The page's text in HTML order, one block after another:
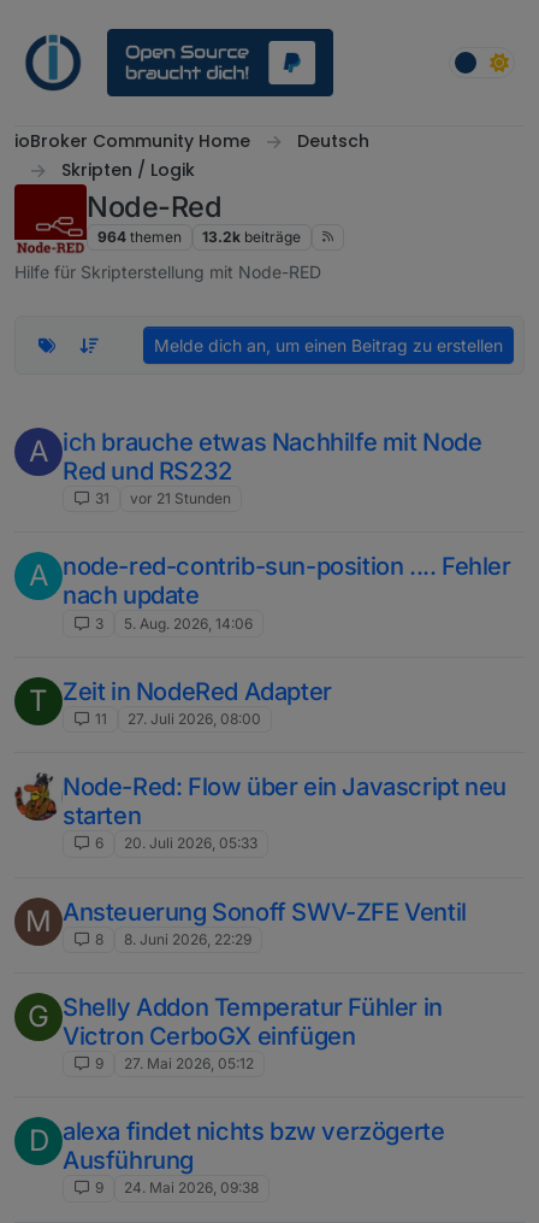
ioBroker Community Home
Deutsch
Skripten / Logik
Node-Red
964 themen 13.2k beiträge
Hilfe für Skripterstellung mit Node-RED
Melde dich an, um einen Beitrag zu erstellen
A ich brauche etwas Nachhilfe mit Node
Red und RS232
31 vor 21 Stunden
A node-red-contrib-sun-position .... Fehler
nach update
3 5. Aug. 2026, 14:06
T Zeit in NodeRed Adapter
11 27. Juli 2026, 08:00
Node-Red: Flow über ein Javascript neu
starten
6 20. Juli 2026, 05:33
M Ansteuerung Sonoff SWV-ZFE Ventil
8 8. Juni 2026, 22:29
G Shelly Addon Temperatur Fühler in
Victron CerboGX einfügen
9 27. Mai 2026, 05:12
D alexa findet nichts bzw verzögerte
Ausführung
9 24. Mai 2026, 09:38